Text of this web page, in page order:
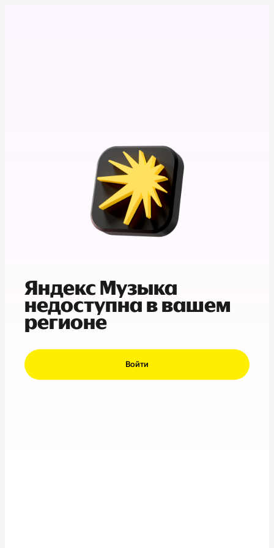
Яндекс Музыка
недоступна в вашем
регионе
Войти